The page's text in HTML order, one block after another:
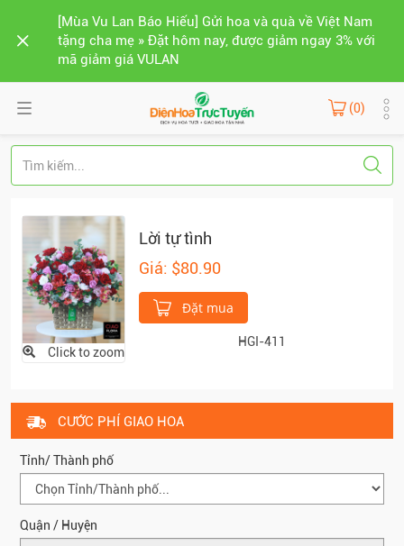
[Mùa Vu Lan Báo Hiếu] Gửi hoa và quà về Việt Nam
tặng cha mẹ » Đặt hôm nay, được giảm ngay 3% với
mã giảm giá VULAN
(0)
Click to zoom
Lời tự tình
Giá: $80.90
Đặt mua
HGI-411
CƯỚC PHÍ GIAO HOA
Tỉnh/ Thành phố
Quận / Huyện